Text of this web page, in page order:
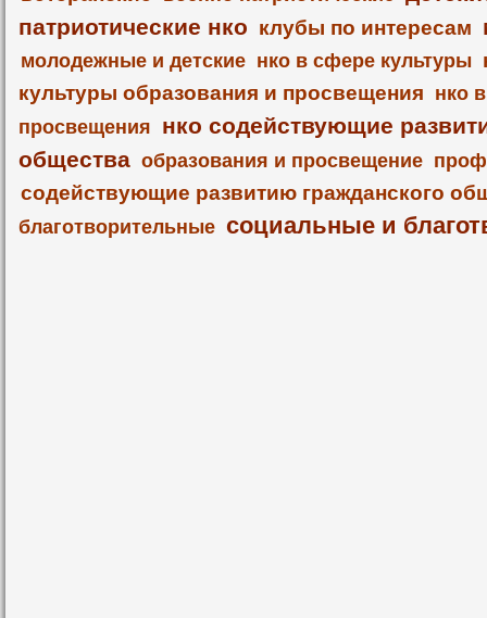
патриотические нко клубы по интересам
молодежные и детские нко в сфере культуры
культуры образования и просвещения нко
просвещения нко содействующие
общества образования и просвещение
содействующие развитию гражданского
благотворительные социальные и